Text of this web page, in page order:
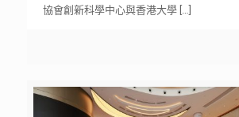
協會創新科學中心與香港大學[…]